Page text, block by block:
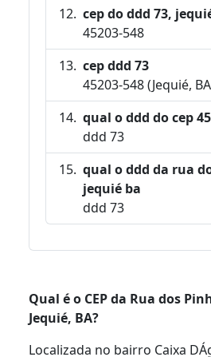
cep do ddd 73,
45203-548
cep ddd 73
45203-548 (Jequié,
qual o ddd do cep
ddd 73
qual o ddd da rua
jequié ba
ddd 73
Qual é o CEP da Rua dos
Jequié, BA?
Localizada no bairro Caixa